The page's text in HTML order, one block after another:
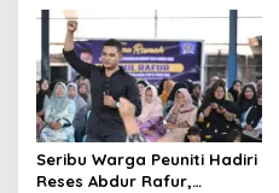
Seribu Warga Peuniti Hadiri
Reses Abdur Rafur,